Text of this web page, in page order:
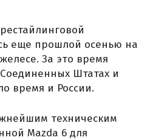
еще прошлой осенью на
За это время
Штатах и
время и России.
техническим
Mazda 6 для